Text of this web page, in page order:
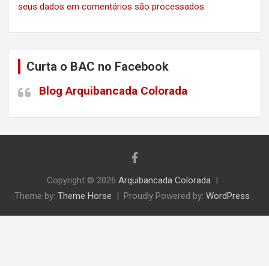
seus dados em comentários são processados.
Curta o BAC no Facebook
Blog Arquibancada Colorada
Copyright © 2026 Arquibancada Colorada
Theme by: Theme Horse Proudly Powered by: WordPress